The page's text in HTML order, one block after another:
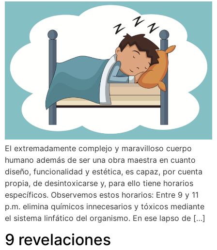
El extremadamente complejo y maravilloso cuerpo
humano además de ser una obra maestra en cuanto
diseño, funcionalidad y estética, es capaz, por cuenta
propia, de desintoxicarse y, para ello tiene horarios
específicos. Observemos estos horarios: Entre 9 y 11
p.m. elimina químicos innecesarios y tóxicos mediante
el sistema linfático del organismo. En ese lapso de […]
9 revelaciones